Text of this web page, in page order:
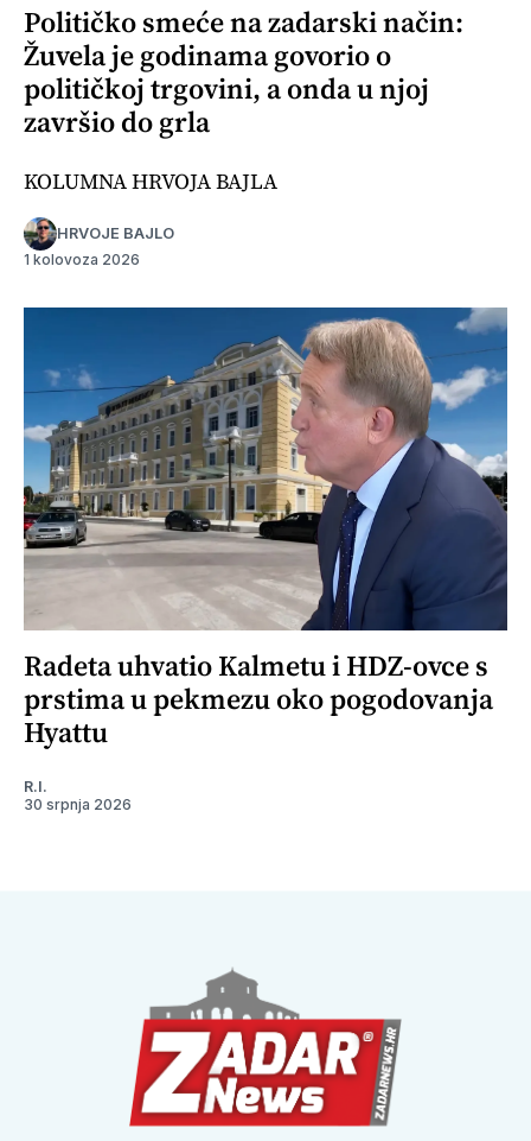
Političko smeće na zadarski način:
Žuvela je godinama govorio o
političkoj trgovini, a onda u njoj
završio do grla
KOLUMNA HRVOJA BAJLA
HRVOJE BAJLO
1 kolovoza 2026
Radeta uhvatio Kalmetu i HDZ-ovce s
prstima u pekmezu oko pogodovanja
Hyattu
R.I.
30 srpnja 2026